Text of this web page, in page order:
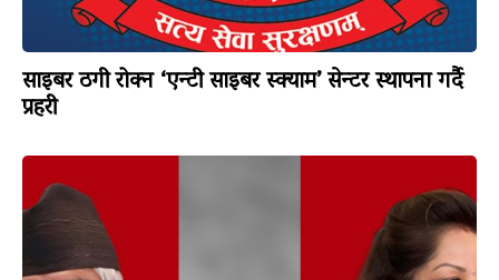
साइबर ठगी रोक्न ‘एन्टी साइबर स्क्याम’ सेन्टर स्थापना गर्दै
प्रहरी